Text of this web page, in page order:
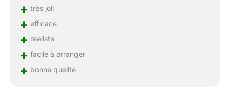
+ très joli
+ efficace
+ réaliste
+ facile à arranger
+ bonne qualité